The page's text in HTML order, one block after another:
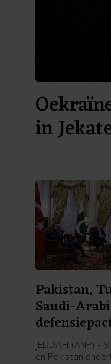
in
Pakistan,
Saudi-
JEDDAH (ANP) -
en Pakistan